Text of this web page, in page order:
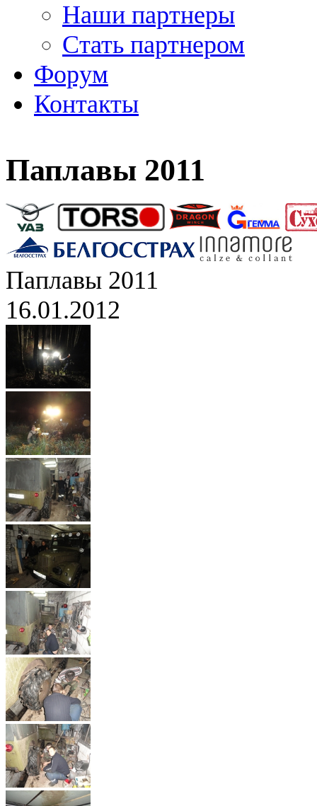
Наши партнеры
Стать партнером
Форум
Контакты
Паплавы 2011
Паплавы 2011
16.01.2012